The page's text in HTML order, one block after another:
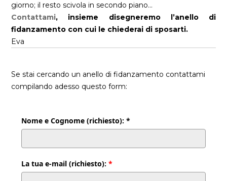
giorno; il resto scivola in secondo piano…
Contattami, insieme disegneremo l’anello di
fidanzamento con cui le chiederai di sposarti.
Eva
Se stai cercando un anello di fidanzamento contattami
compilando adesso questo form:
Nome e Cognome (richiesto): *
La tua e-mail (richiesto):*